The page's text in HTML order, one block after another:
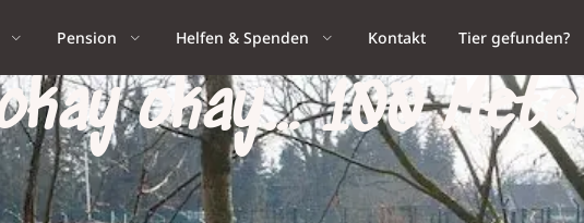
Pension Helfen & Spenden Kontakt Tier gefunden?
okay… 100